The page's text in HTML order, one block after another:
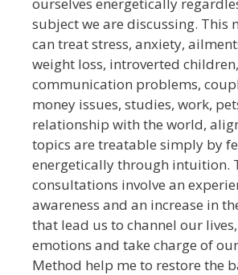
subject we are discussing. This
can treat stress, anxiety,
weight loss, introverted children,
communication problems,
money issues, studies, work,
relationship with the world,
topics are treatable simply by
energetically through intuition.
consultations involve an
awareness and an increase in
that lead us to channel our
emotions and take charge of
Method help me to restore the